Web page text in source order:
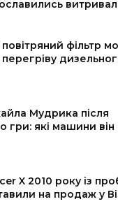
фільтр
Мудрика після
гри: які машини він
X 2010 року із
на продаж у